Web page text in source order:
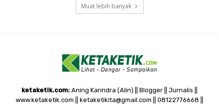
Muat lebih banyak
ketaketik.com: Aning Karindra (Alin) || Blogger || Jurnalis ||
www.ketaketik.com || ketaketikita@gmail.com || 08122776668 ||